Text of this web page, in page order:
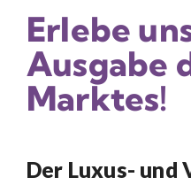
Erlebe
Ausgabe
Marktes!
Der Luxus-